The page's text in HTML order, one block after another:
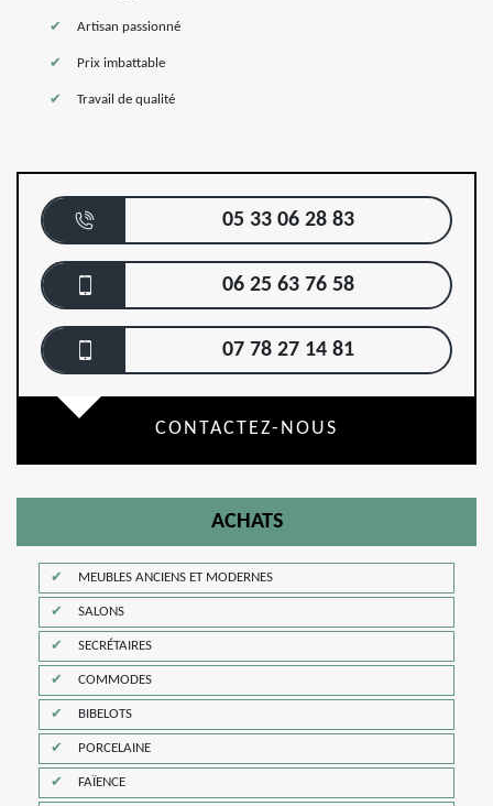
Artisan passionné
Prix imbattable
Travail de qualité
05 33 06 28 83
06 25 63 76 58
07 78 27 14 81
CONTACTEZ-NOUS
ACHATS
MEUBLES ANCIENS ET MODERNES
SALONS
SECRÉTAIRES
COMMODES
BIBELOTS
PORCELAINE
FAÏENCE